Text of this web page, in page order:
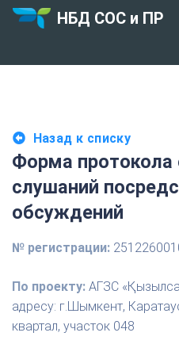
НБД СОС и ПР
Назад к списку
Форма
слушаний
обсуждений
№ регистрации:
По проекту: АГЗС
адресу: г.Шымкент,
квартал, участок 048